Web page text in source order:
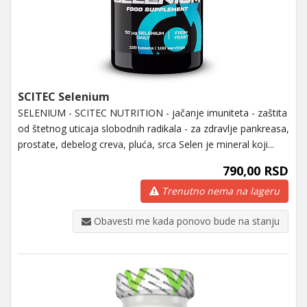
SCITEC Selenium
SELENIUM - SCITEC NUTRITION - jačanje imuniteta - zaštita
od štetnog uticaja slobodnih radikala - za zdravlje pankreasa,
prostate, debelog creva, pluća, srca Selen je mineral koji...
790,00 RSD
Trenutno nema na lageru
Obavesti me kada ponovo bude na stanju